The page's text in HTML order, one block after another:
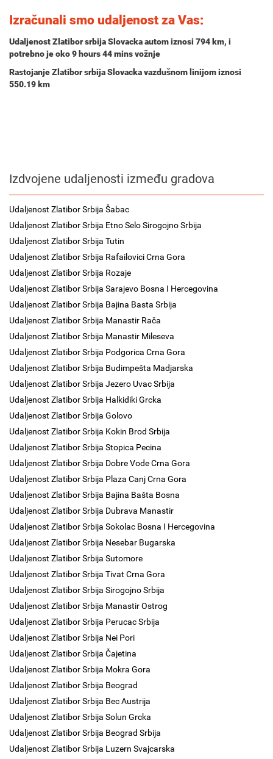
Izračunali smo udaljenost za Vas:
Udaljenost Zlatibor srbija Slovacka autom iznosi 794 km, i
potrebno je oko9 hours 44 minsvožnje
Rastojanje Zlatibor srbija Slovacka vazdušnom linijom iznosi
550.19 km
Izdvojene udaljenosti između gradova
Udaljenost Zlatibor Srbija Šabac
Udaljenost Zlatibor Srbija Etno Selo Sirogojno Srbija
Udaljenost Zlatibor Srbija Tutin
Udaljenost Zlatibor Srbija Rafailovici Crna Gora
Udaljenost Zlatibor Srbija Rozaje
Udaljenost Zlatibor Srbija Sarajevo Bosna I Hercegovina
Udaljenost Zlatibor Srbija Bajina Basta Srbija
Udaljenost Zlatibor Srbija Manastir Rača
Udaljenost Zlatibor Srbija Manastir Mileseva
Udaljenost Zlatibor Srbija Podgorica Crna Gora
Udaljenost Zlatibor Srbija Budimpešta Madjarska
Udaljenost Zlatibor Srbija Jezero Uvac Srbija
Udaljenost Zlatibor Srbija Halkidiki Grcka
Udaljenost Zlatibor Srbija Golovo
Udaljenost Zlatibor Srbija Kokin Brod Srbija
Udaljenost Zlatibor Srbija Stopica Pecina
Udaljenost Zlatibor Srbija Dobre Vode Crna Gora
Udaljenost Zlatibor Srbija Plaza Canj Crna Gora
Udaljenost Zlatibor Srbija Bajina Bašta Bosna
Udaljenost Zlatibor Srbija Dubrava Manastir
Udaljenost Zlatibor Srbija Sokolac Bosna I Hercegovina
Udaljenost Zlatibor Srbija Nesebar Bugarska
Udaljenost Zlatibor Srbija Sutomore
Udaljenost Zlatibor Srbija Tivat Crna Gora
Udaljenost Zlatibor Srbija Sirogojno Srbija
Udaljenost Zlatibor Srbija Manastir Ostrog
Udaljenost Zlatibor Srbija Perucac Srbija
Udaljenost Zlatibor Srbija Nei Pori
Udaljenost Zlatibor Srbija Čajetina
Udaljenost Zlatibor Srbija Mokra Gora
Udaljenost Zlatibor Srbija Beograd
Udaljenost Zlatibor Srbija Bec Austrija
Udaljenost Zlatibor Srbija Solun Grcka
Udaljenost Zlatibor Srbija Beograd Srbija
Udaljenost Zlatibor Srbija Luzern Svajcarska